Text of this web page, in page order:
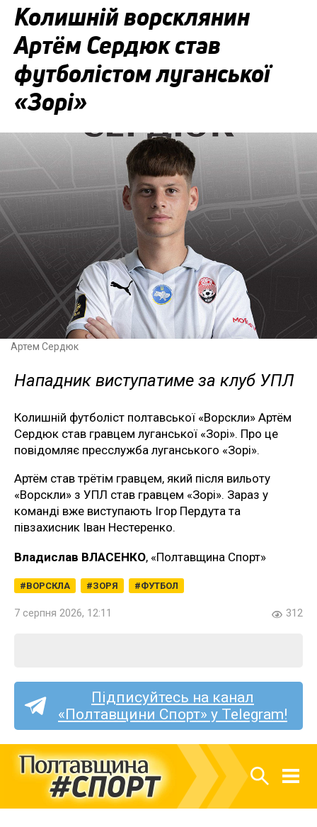
Колишній ворсклянин
Артём Сердюк став
футболістом луганської
«Зорі»
Артем Сердюк
Нападник виступатиме за клуб УПЛ
Колишній футболіст полтавської «Ворскли» Артём
Сердюк став гравцем луганської «Зорі». Про це
повідомляє пресслужба луганського «Зорі».
Артём став трётім гравцем, який після вильоту
«Ворскли» з УПЛ став гравцем «Зорі». Зараз у
команді вже виступають Ігор Пердута та
півзахисник Іван Нестеренко.
Владислав ВЛАСЕНКО, «Полтавщина Спорт»
ВОРСКЛА ЗОРЯ ФУТБОЛ
7 серпня 2026, 12:11 312
Підписуйтесь на канал
«Полтавщини Спорт» у Telegram!